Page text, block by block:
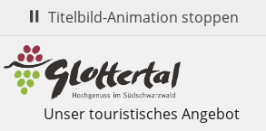
Titelbild-Animation stoppen
Unser touristisches Angebot